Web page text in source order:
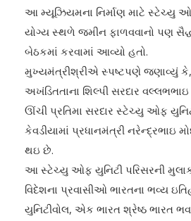
આ મ્યૂઝિયમના નિર્માણ માટે સ્ટેચ્યુ
યોગ્ય સ્થળે જમીન ફાળવવાનો પણ
બેઠકમાં કરવામાં આવ્યો હતો.
મુખ્યમંત્રીશ્રીએ સ્પષ્ટપણે જણાવ્યું
અખંડિતતાના શિલ્પી સરદાર વલ્લભભાઇ
ઊંચી પ્રતિમા સરદાર સ્ટેચ્યુ ઓફ
કેવડીયામાં પ્રધાનમંત્રી નરેન્દ્રભાઇ
થઇ છે.
આ સ્ટેચ્યુ ઓફ યુનિટી પરિસરની
વિદેશના પ્રવાસીઓ ભારતના ભવ્ય
યુનિટીવોલ, એક ભારત શ્રેષ્ઠ ભારત